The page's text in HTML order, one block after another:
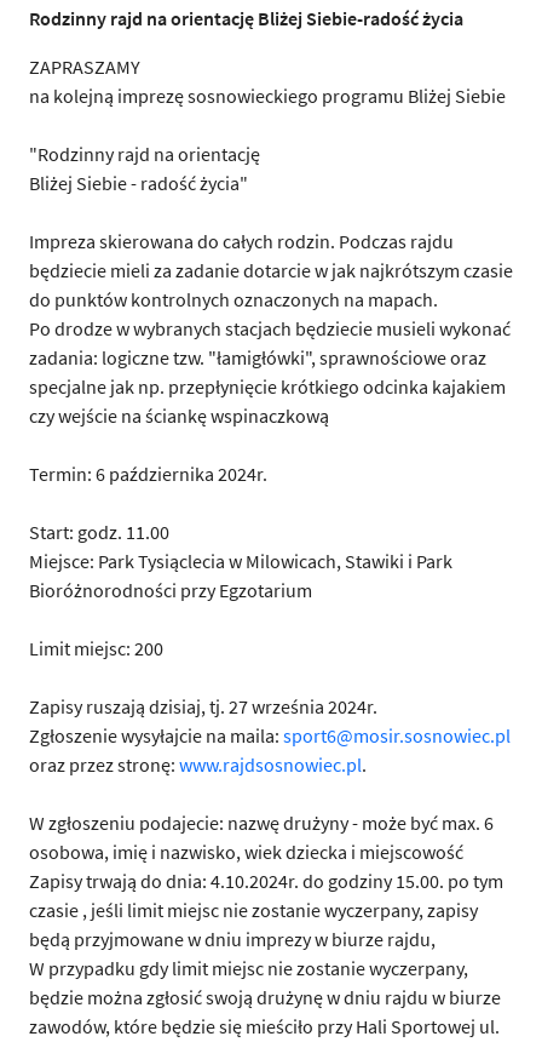
Rodzinny rajd na orientację Bliżej Siebie-radość życia
ZAPRASZAMY
na kolejną imprezę sosnowieckiego programu Bliżej Siebie
"Rodzinny rajd na orientację
Bliżej Siebie - radość życia"
Impreza skierowana do całych rodzin. Podczas rajdu
będziecie mieli za zadanie dotarcie w jak najkrótszym czasie
do punktów kontrolnych oznaczonych na mapach.
Po drodze w wybranych stacjach będziecie musieli wykonać
zadania: logiczne tzw. "łamigłówki", sprawnościowe oraz
specjalne jak np. przepłynięcie krótkiego odcinka kajakiem
czy wejście na ściankę wspinaczkową
Termin: 6 października 2024r.
Start: godz. 11.00
Miejsce: Park Tysiąclecia w Milowicach, Stawiki i Park
Bioróżnorodności przy Egzotarium
Limit miejsc: 200
Zapisy ruszają dzisiaj, tj. 27 września 2024r.
Zgłoszenie wysyłajcie na maila: sport6@mosir.sosnowiec.pl
oraz przez stronę: www.rajdsosnowiec.pl.
W zgłoszeniu podajecie: nazwę drużyny - może być max. 6
osobowa, imię i nazwisko, wiek dziecka i miejscowość
Zapisy trwają do dnia: 4.10.2024r. do godziny 15.00. po tym
czasie , jeśli limit miejsc nie zostanie wyczerpany, zapisy
będą przyjmowane w dniu imprezy w biurze rajdu,
W przypadku gdy limit miejsc nie zostanie wyczerpany,
będzie można zgłosić swoją drużynę w dniu rajdu w biurze
zawodów, które będzie się mieściło przy Hali Sportowej ul.